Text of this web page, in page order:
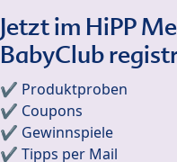
Jetzt im HiPP
BabyClub
✔️ Produktproben
✔️ Coupons
✔️ Gewinnspiele
✔️ Tipps per Mail